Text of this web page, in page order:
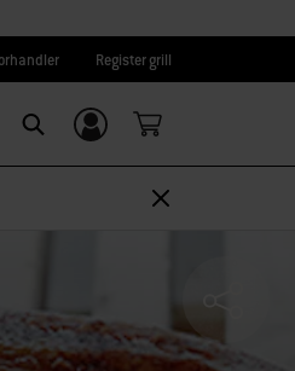
Register grill
Log ind/
tilmeld dig